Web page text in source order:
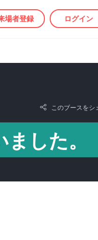
場者登録 ログイン
このブースをシ
した。